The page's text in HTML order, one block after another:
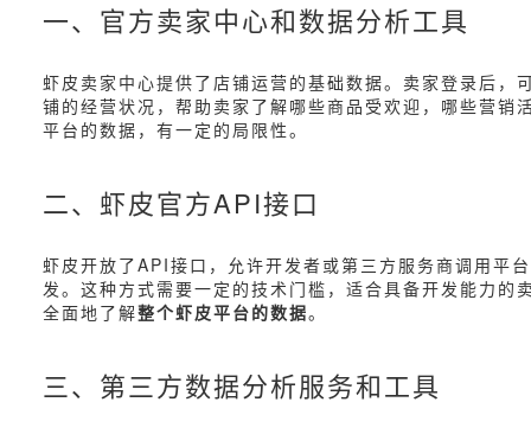
一、官方卖家中心和数据分析工具
虾皮卖家中心提供了店铺运营的基础数据。卖家登录后
铺的经营状况，帮助卖家了解哪些商品受欢迎，哪些营
平台的数据，有一定的局限性。
二、虾皮官方API接口
虾皮开放了API接口，允许开发者或第三方服务商调用平
发。这种方式需要一定的技术门槛，适合具备开发能力
全面地了解整个虾皮平台的数据。
三、第三方数据分析服务和工具